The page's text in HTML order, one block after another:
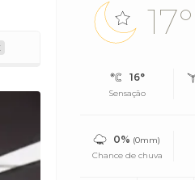
17°
16°
Sensação
0% (0mm)
Chance de chuva